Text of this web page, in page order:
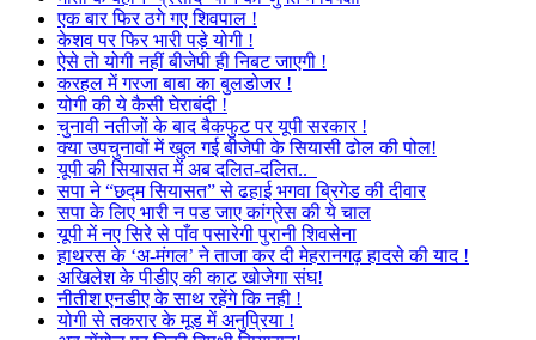
एक बार फिर ठगे गए शिवपाल !
केशव पर फिर भारी पड़े योगी !
ऐसे तो योगी नहीं बीजेपी ही निबट जाएगी !
करहल में गरजा बाबा का बुलडोजर !
योगी की ये कैसी घेराबंदी !
चुनावी नतीजों के बाद बैकफुट पर यूपी सरकार !
क्या उपचुनावों में खुल गई बीजेपी के सियासी ढोल की पोल!
यूपी की सियासत में अब दलित-दलित..
सपा ने “छद्म सियासत” से ढहाई भगवा ब्रिगेड की दीवार
सपा के लिए भारी न पड जाए कांग्रेस की ये चाल
यूपी में नए सिरे से पाँव पसारेगी पुरानी शिवसेना
हाथरस के ‘अ-मंगल’ ने ताजा कर दी मेहरानगढ़ हादसे की याद !
अखिलेश के पीडीए की काट खोजेगा संघ!
नीतीश एनडीए के साथ रहेंगे कि नही !
योगी से तकरार के मूड में अनुप्रिया !